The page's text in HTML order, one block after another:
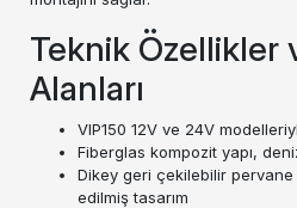
Teknik Özellikler
Alanları
VIP150 12V ve 24V
Fiberglas kompozit yapı,
Dikey geri çekilebilir
edilmiş tasarım